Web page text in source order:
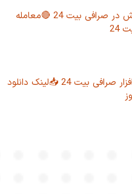
آموزش خرید و فروش در صرافی بیت 24 🔴معامله
24
راهنمای دانلود نرم افزار صرافی بیت 24 📥لینک دانلود